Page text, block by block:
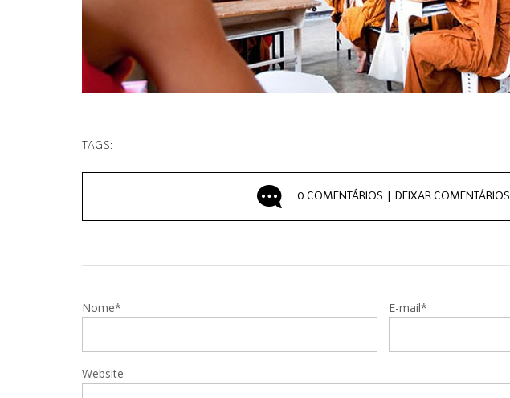
TAGS:
0 COMENTÁRIOS | DEIXAR COMENTÁRIOS
Nome* E-mail*
Website